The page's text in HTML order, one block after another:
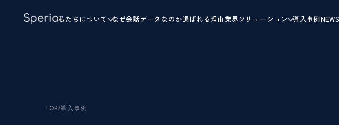
私たちについて なぜ会話データなのか選ばれる理由 業界ソリューション 導入事例NEWS
TOP/導入事例